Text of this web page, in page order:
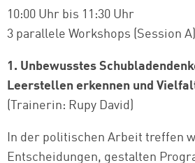
10:00 Uhr bis 11:30 Uhr
3 parallele Workshops (Session A)
1. Unbewusstes
Leerstellen erkennen und
(Trainerin: Rupy David)
In der politischen Arbeit treffen
Entscheidungen, gestalten